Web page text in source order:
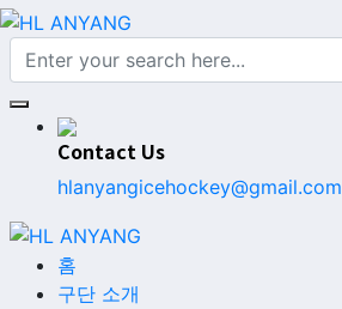
Contact Us
hlanyangicehockey@gmail.com
홈
구단 소개